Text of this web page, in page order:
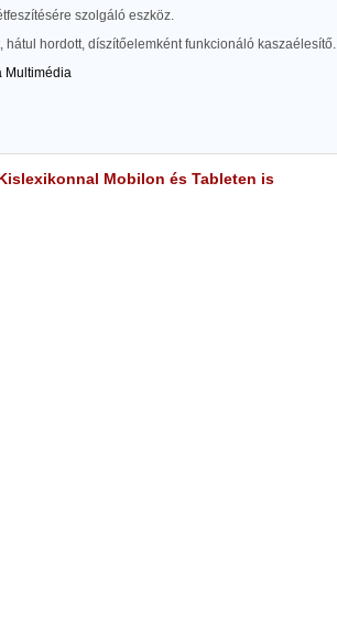
szolgáló eszköz.
hátul hordott, díszítőelemként funkcionáló kaszaélesítő.
Multimédia
Mobilon és Tableten is